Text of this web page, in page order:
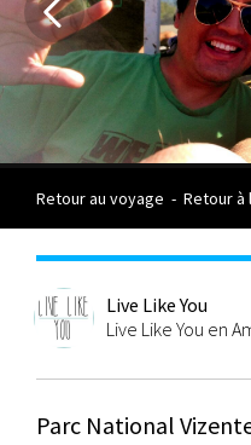
Retour au voyage - Retour à
Live Like You
Live Like You en
Parc National